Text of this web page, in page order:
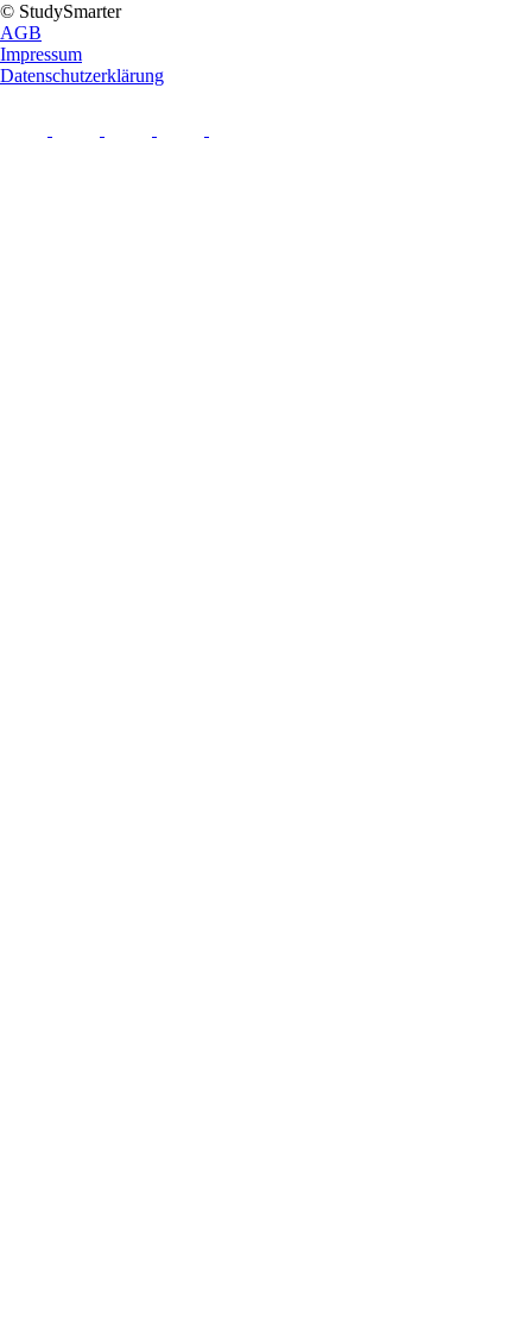
© StudySmarter
AGB
Impressum
Datenschutzerklärung